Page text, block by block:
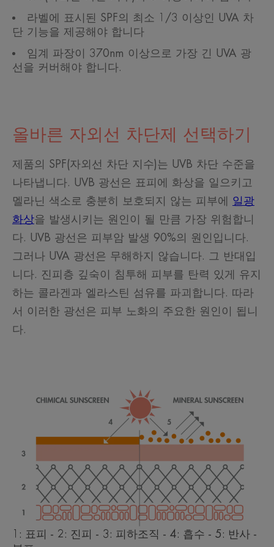
라벨에 표시된 SPF의 최소 1/3 이상인 UVA 차
단 기능을 제공해야 합니다
임계 파장이 370nm 이상으로 가장 긴 UVA 광
선을 커버해야 합니다.
올바른 자외선 차단제 선택하기
제품의 SPF(자외선 차단 지수)는 UVB 차단 수준을
나타냅니다. UVB 광선은 표피에 화상을 일으키고
멜라닌 색소로 충분히 보호되지 않는 피부에 일광
화상을 발생시키는 원인이 될 만큼 가장 위험합니
다. UVB 광선은 피부암 발생 90%의 원인입니다.
그러나 UVA 광선은 무해하지 않습니다. 그 반대입
니다. 진피층 깊숙이 침투해 피부를 탄력 있게 유지
하는 콜라겐과 엘라스틴 섬유를 파괴합니다. 따라
서 이러한 광선은 피부 노화의 주요한 원인이 됩니
다.
1: 표피 - 2: 진피 - 3: 피하조직 - 4: 흡수 - 5: 반사 -